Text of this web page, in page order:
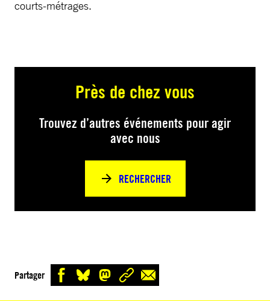
courts-métrages.
Près de chez vous
Trouvez d’autres événements pour agir
avec nous
RECHERCHER
Partager